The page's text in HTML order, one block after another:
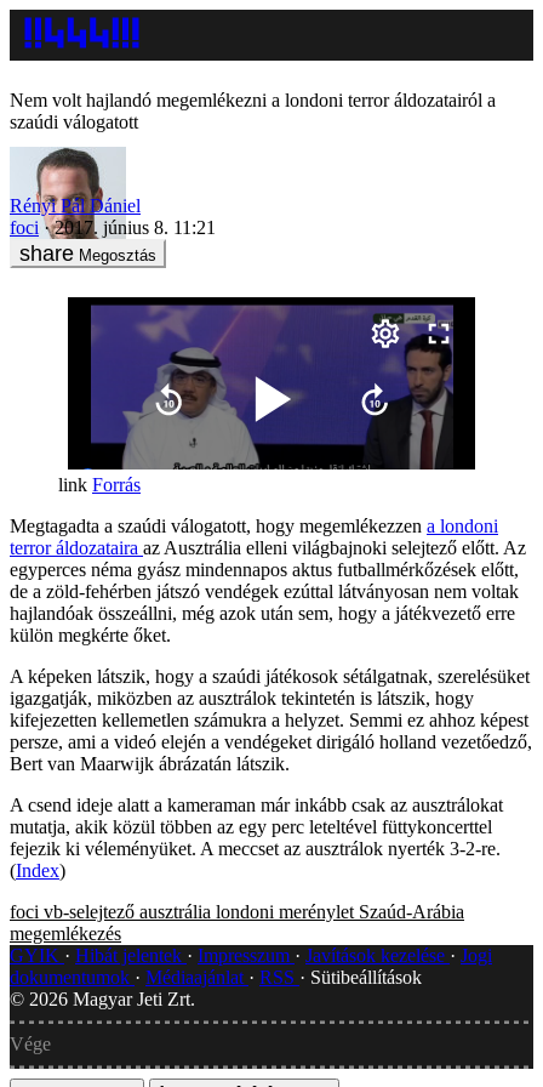
Nem volt hajlandó megemlékezni a londoni terror áldozatairól a
szaúdi válogatott
Rényi Pál Dániel
foci
2017. június 8. 11:21
Megosztás
Forrás
Megtagadta a szaúdi válogatott, hogy megemlékezzen a londoni
terror áldozataira az Ausztrália elleni világbajnoki selejtező előtt. Az
egyperces néma gyász mindennapos aktus futballmérkőzések előtt,
de a zöld-fehérben játszó vendégek ezúttal látványosan nem voltak
hajlandóak összeállni, még azok után sem, hogy a játékvezető erre
külön megkérte őket.
A képeken látszik, hogy a szaúdi játékosok sétálgatnak, szerelésüket
igazgatják, miközben az ausztrálok tekintetén is látszik, hogy
kifejezetten kellemetlen számukra a helyzet. Semmi ez ahhoz képest
persze, ami a videó elején a vendégeket dirigáló holland vezetőedző,
Bert van Maarwijk ábrázatán látszik.
A csend ideje alatt a kameraman már inkább csak az ausztrálokat
mutatja, akik közül többen az egy perc leteltével füttykoncerttel
fejezik ki véleményüket. A meccset az ausztrálok nyerték 3-2-re.
(Index)
foci vb-selejtező ausztrália londoni merénylet Szaúd-Arábia
megemlékezés
GYIK
Hibát jelentek Impresszum Javítások kezelése
Jogi
dokumentumok
Médiaajánlat RSS
Sütibeállítások
© 2026 Magyar Jeti Zrt.
Vége